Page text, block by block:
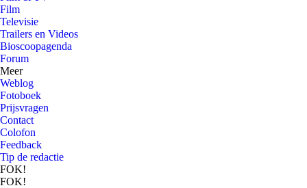
Film
Televisie
Trailers en Videos
Bioscoopagenda
Forum
Meer
Weblog
Fotoboek
Prijsvragen
Contact
Colofon
Feedback
Tip de redactie
FOK!
FOK!